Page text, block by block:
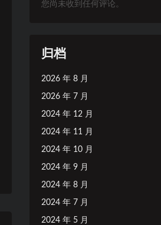
您尚未收到任何评论。
归档
2026 年 8 月
2026 年 7 月
2024 年 12 月
2024 年 11 月
2024 年 10 月
2024 年 9 月
2024 年 8 月
2024 年 7 月
2024 年 5 月